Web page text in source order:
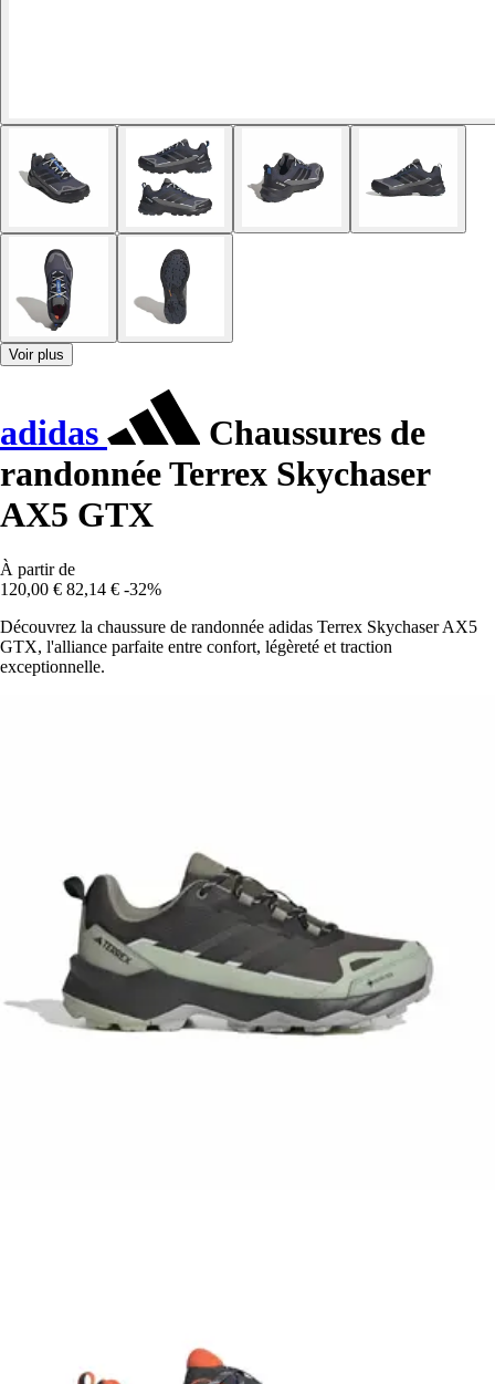
Voir plus
adidas
Chaussures de
randonnée Terrex Skychaser
AX5 GTX
À partir de
120,00 € 82,14 € -32%
Découvrez la chaussure de randonnée adidas Terrex Skychaser AX5
GTX, l'alliance parfaite entre confort, légèreté et traction
exceptionnelle.